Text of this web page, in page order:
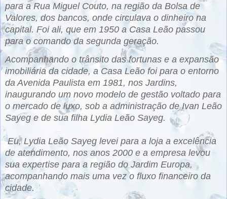
para a Rua Miguel Couto, na região da Bolsa de
Valores, dos bancos, onde circulava o dinheiro na
capital. Foi ali, que em 1950 a Casa Leão passou
para o comando da segunda geração.
Acompanhando o trânsito das fortunas e a expansão
imobiliária da cidade, a Casa Leão foi para o entorno
da Avenida Paulista em 1981, nos Jardins,
inaugurando um novo modelo de gestão voltado para
o mercado de luxo, sob a administração de Ivan Leão
Sayeg e de sua filha Lydia Leão Sayeg.
Eu, Lydia Leão Sayeg levei para a loja a excelência
de atendimento, nos anos 2000 e a empresa levou
sua expertise para a região do Jardim Europa,
acompanhando mais uma vez o fluxo financeiro da
cidade.